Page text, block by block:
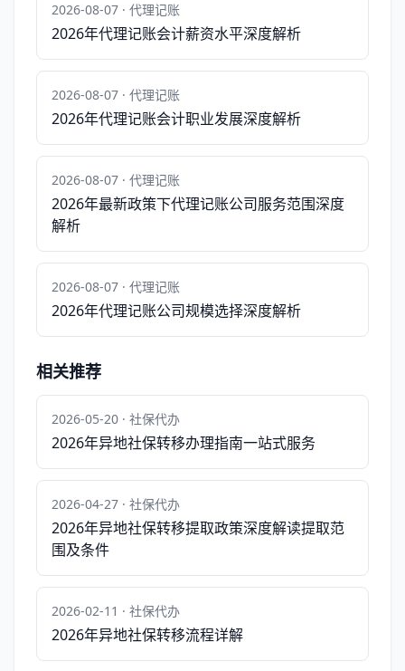
2026-08-07 · 代理记账
2026年代理记账会计薪资水平深度解析
2026-08-07 · 代理记账
2026年代理记账会计职业发展深度解析
2026-08-07 · 代理记账
2026年最新政策下代理记账公司服务范围深度
解析
2026-08-07 · 代理记账
2026年代理记账公司规模选择深度解析
相关推荐
2026-05-20 · 社保代办
2026年异地社保转移办理指南一站式服务
2026-04-27 · 社保代办
2026年异地社保转移提取政策深度解读提取范
围及条件
2026-02-11 · 社保代办
2026年异地社保转移流程详解